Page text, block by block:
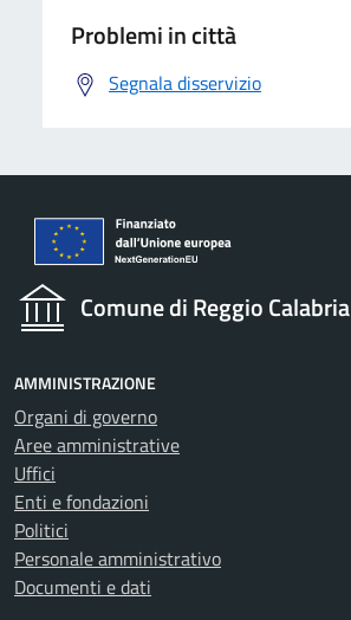
Problemi in città
Segnala disservizio
Comune di Reggio Calabria
AMMINISTRAZIONE
Organi di governo
Aree amministrative
Uffici
Enti e fondazioni
Politici
Personale amministrativo
Documenti e dati